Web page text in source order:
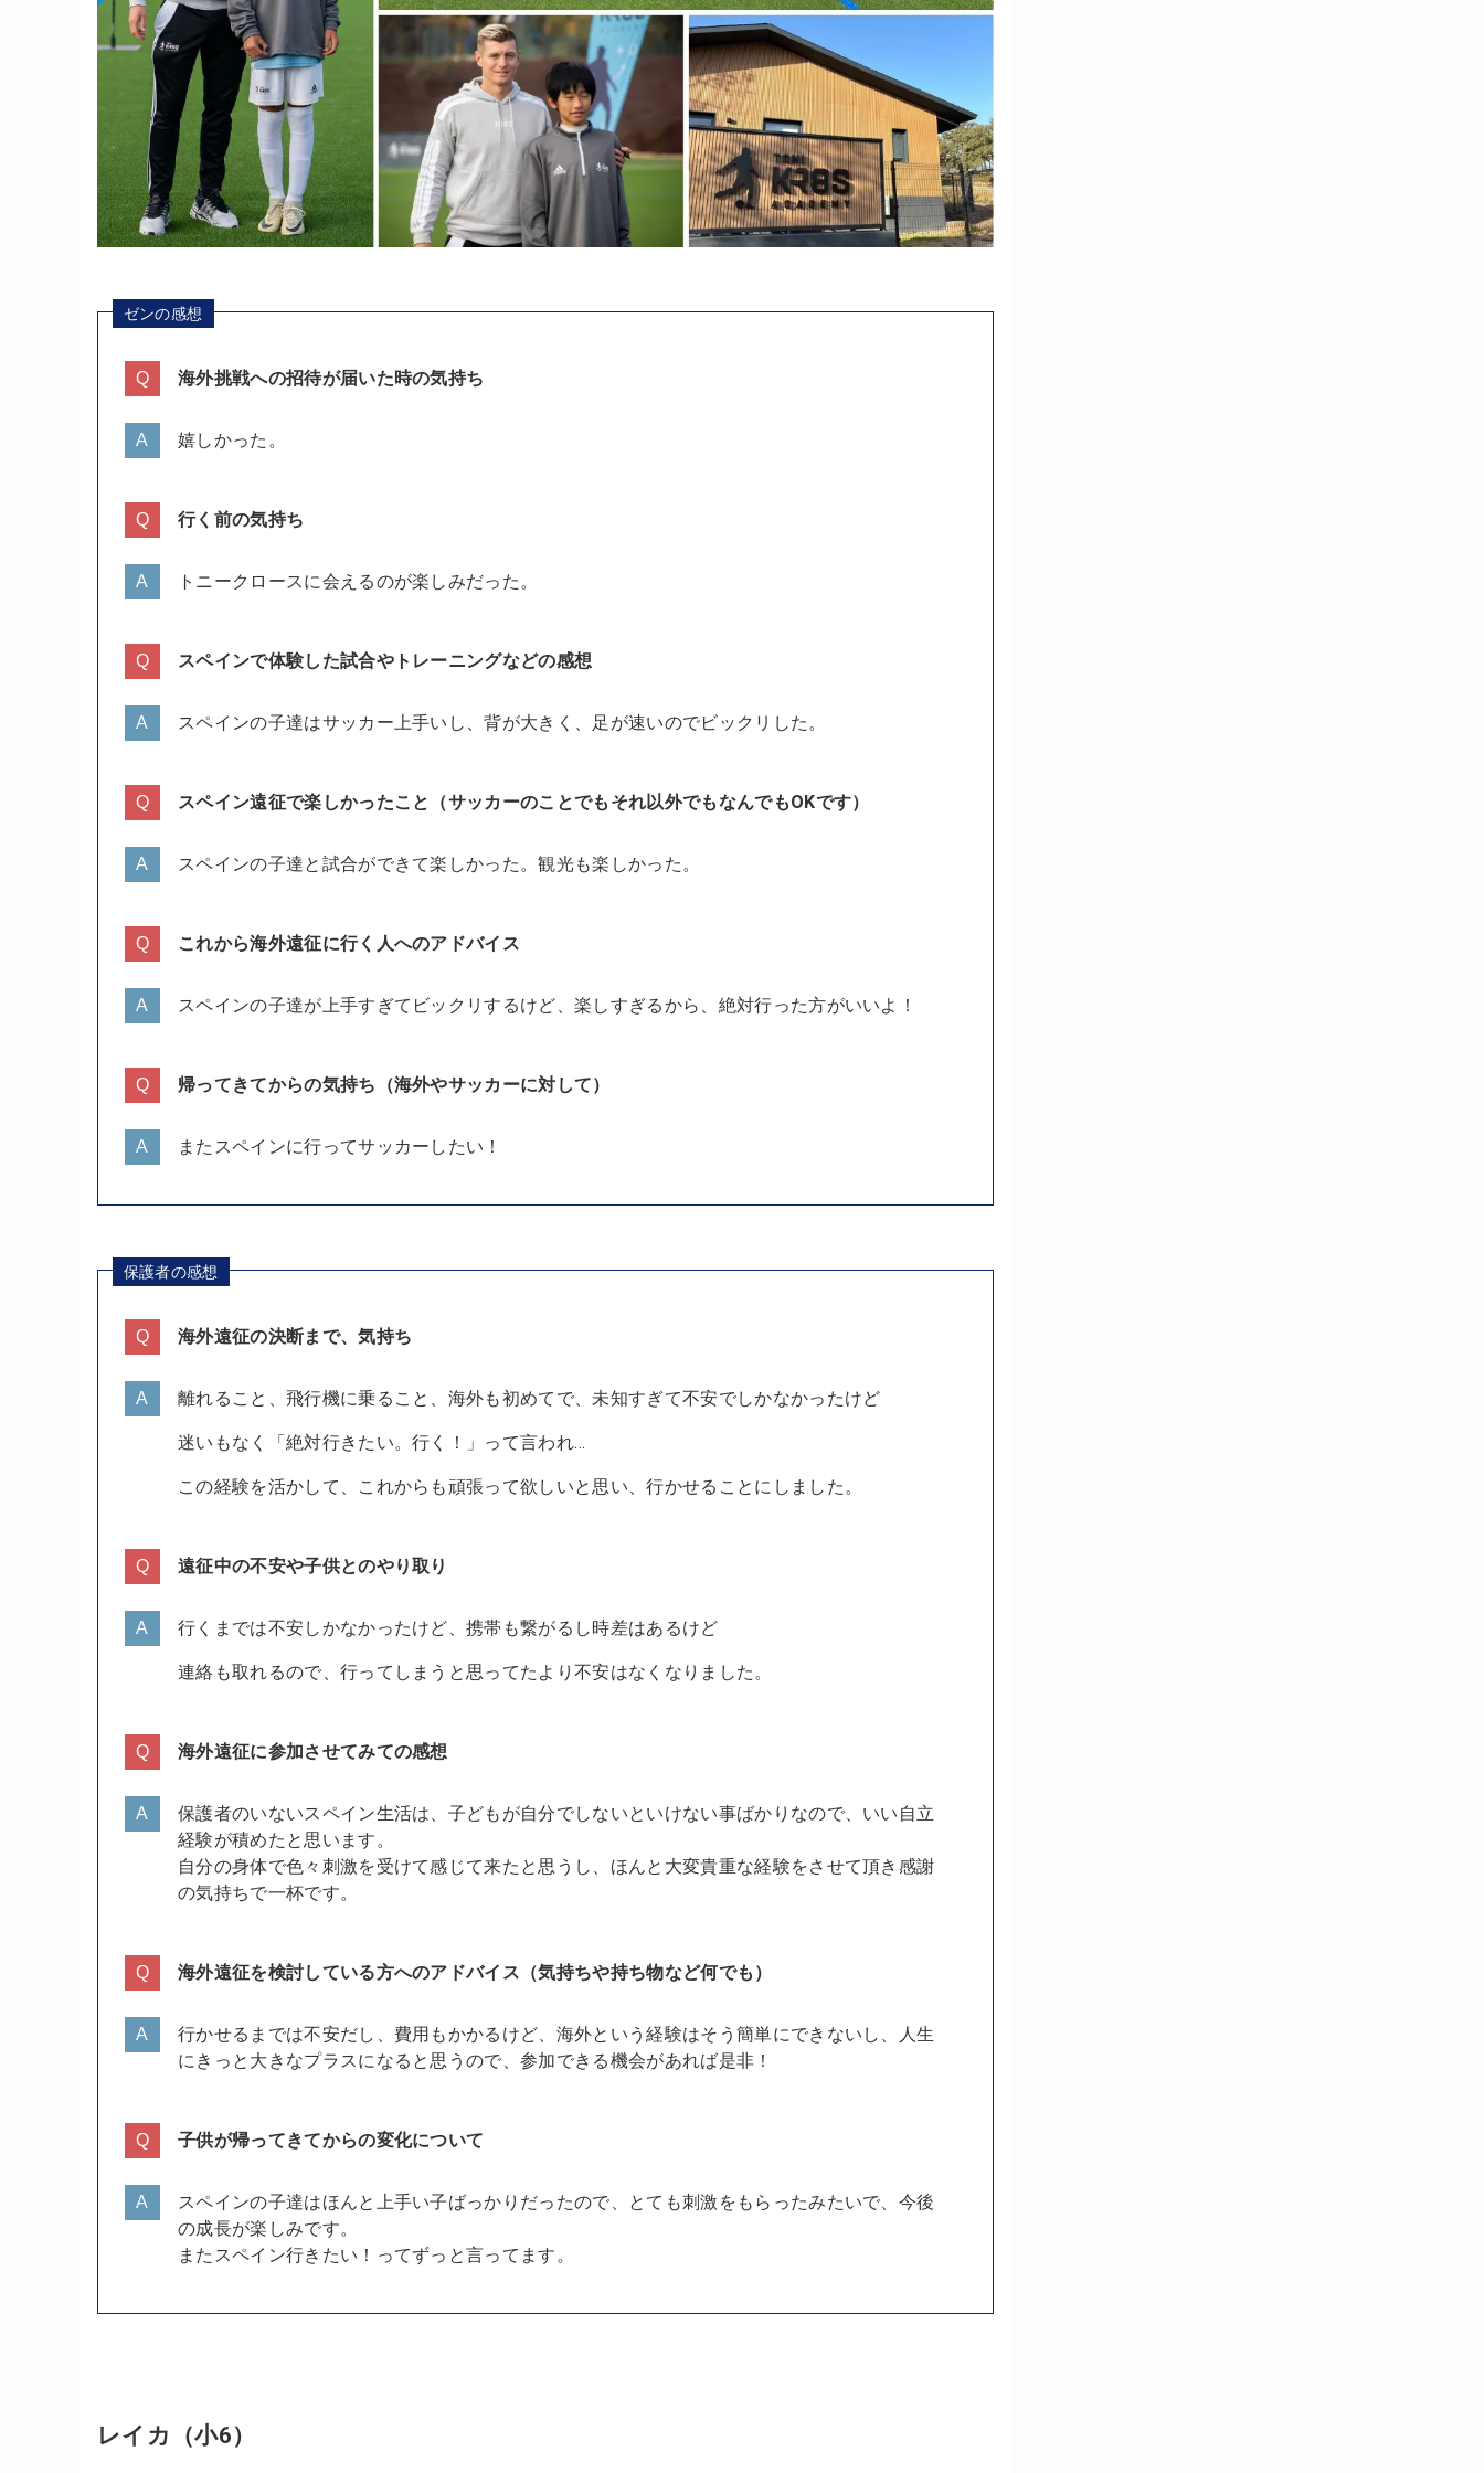
ゼンの感想
海外挑戦への招待が届いた時の気持ち
嬉しかった。
行く前の気持ち
トニークロースに会えるのが楽しみだった。
スペインで体験した試合やトレーニングなどの感想
スペインの子達はサッカー上手いし、背が大きく、足が速いのでビックリした。
スペイン遠征で楽しかったこと（サッカーのことでもそれ以外でもなんでもOKです）
スペインの子達と試合ができて楽しかった。観光も楽しかった。
これから海外遠征に行く人へのアドバイス
スペインの子達が上手すぎてビックリするけど、楽しすぎるから、絶対行った方がいいよ！
帰ってきてからの気持ち（海外やサッカーに対して）
またスペインに行ってサッカーしたい！
保護者の感想
海外遠征の決断まで、気持ち
離れること、飛行機に乗ること、海外も初めてで、未知すぎて不安でしかなかったけど
迷いもなく「絶対行きたい。行く！」って言われ…
この経験を活かして、これからも頑張って欲しいと思い、行かせることにしました。
遠征中の不安や子供とのやり取り
行くまでは不安しかなかったけど、携帯も繋がるし時差はあるけど
連絡も取れるので、行ってしまうと思ってたより不安はなくなりました。
海外遠征に参加させてみての感想
保護者のいないスペイン生活は、子どもが自分でしないといけない事ばかりなので、いい自立
経験が積めたと思います。
自分の身体で色々刺激を受けて感じて来たと思うし、ほんと大変貴重な経験をさせて頂き感謝
の気持ちで一杯です。
海外遠征を検討している方へのアドバイス（気持ちや持ち物など何でも）
行かせるまでは不安だし、費用もかかるけど、海外という経験はそう簡単にできないし、人生
にきっと大きなプラスになると思うので、参加できる機会があれば是非！
子供が帰ってきてからの変化について
スペインの子達はほんと上手い子ばっかりだったので、とても刺激をもらったみたいで、今後
の成長が楽しみです。
またスペイン行きたい！ってずっと言ってます。
レイカ（小6）